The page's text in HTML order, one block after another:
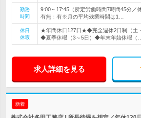
勤務
時間
9:00～17:45（所定労働時間7時間45分／
有無：有※月の平均残業時間は1…
休日
休暇
★年間休日127日★◆完全週休2日制（土
◆夏季休暇（3～5日）◆年末年始休暇（…
求人詳細を見る
新着